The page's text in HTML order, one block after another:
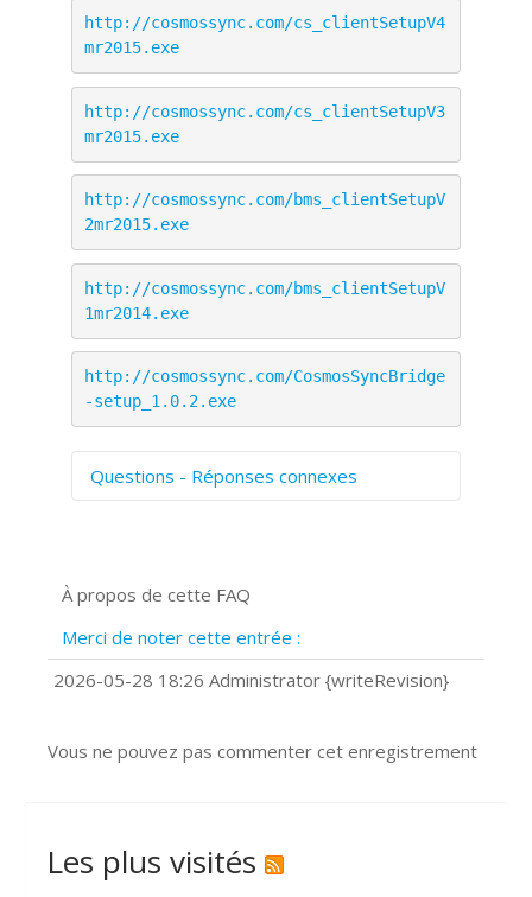
http://cosmossync.com/cs_clientSetupV4
mr2015.exe
http://cosmossync.com/cs_clientSetupV3
mr2015.exe
http://cosmossync.com/bms_clientSetupV
2mr2015.exe
http://cosmossync.com/bms_clientSetupV
1mr2014.exe
http://cosmossync.com/CosmosSyncBridge
-setup_1.0.2.exe
Questions - Réponses connexes
Prise de vue 360°
?
Comment installer Google Chrome ?
À propos de cette FAQ
Merci de noter cette entrée :
2026-05-28 18:26 Administrator {writeRevision}
Vous ne pouvez pas commenter cet enregistrement
Les plus visités